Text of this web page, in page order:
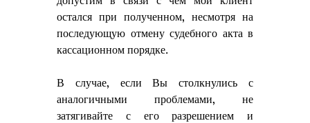
остался при полученном, несмотря на
последующую отмену судебного акта в
кассационном порядке.
В случае, если Вы столкнулись с
аналогичными проблемами, не